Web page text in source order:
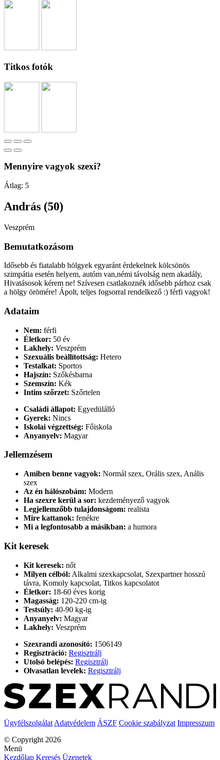
Titkos fotók
Mennyire vagyok szexi?
Átlag: 5
András (50)
Veszprém
Bemutatkozásom
Idősebb és fiatalabb hölgyek egyaránt érdekelnek kölcsönös
szimpátia esetén helyem, autóm van,némi távolság nem akadály,
Hivatásosok kérem ne! Szívesen csatlakoznék idősebb párhoz csak
a hölgy örömére! Ápolt, teljes fogsorral rendelkező :) férfi vagyok!
Adataim
Nem: férfi
Életkor: 50 év
Lakhely: Veszprém
Szexuális beállítottság: Hetero
Testalkat: Sportos
Hajszín: Szőkésbarna
Szemszín: Kék
Intim szőrzet: Szőrtelen
Családi állapot: Egyedülálló
Gyerek: Nincs
Iskolai végzettség: Főiskola
Anyanyelv: Magyar
Jellemzésem
Amiben benne vagyok: Normál szex, Orális szex, Anális
szex
Az én hálószobám: Modern
Ha szexre kerül a sor: kezdeményező vagyok
Legjellemzőbb tulajdonságom: realista
Mire kattanok: fenékre
Mi a legfontosabb a másikban: a humora
Kit keresek
Kit keresek: nőt
Milyen célból: Alkalmi szexkapcsolat, Szexpartner hosszú
távra, Komoly kapcsolat, Titkos kapcsolatot
Életkor: 18-60 éves korig
Magasság: 120-220 cm-ig
Testsúly: 40-90 kg-ig
Anyanyelv: Magyar
Lakhely: Veszprém
Szexrandi azonosító: 1506149
Regisztráció: Regisztrálj
Utolsó belépés: Regisztrálj
Olvasatlan levelek: Regisztrálj
Ügyfélszolgálat Adatvédelem ÁSZF Cookie szabályzat Impresszum
© Copyright 2026
Menü
Kezdőlap Keresés Üzenetek